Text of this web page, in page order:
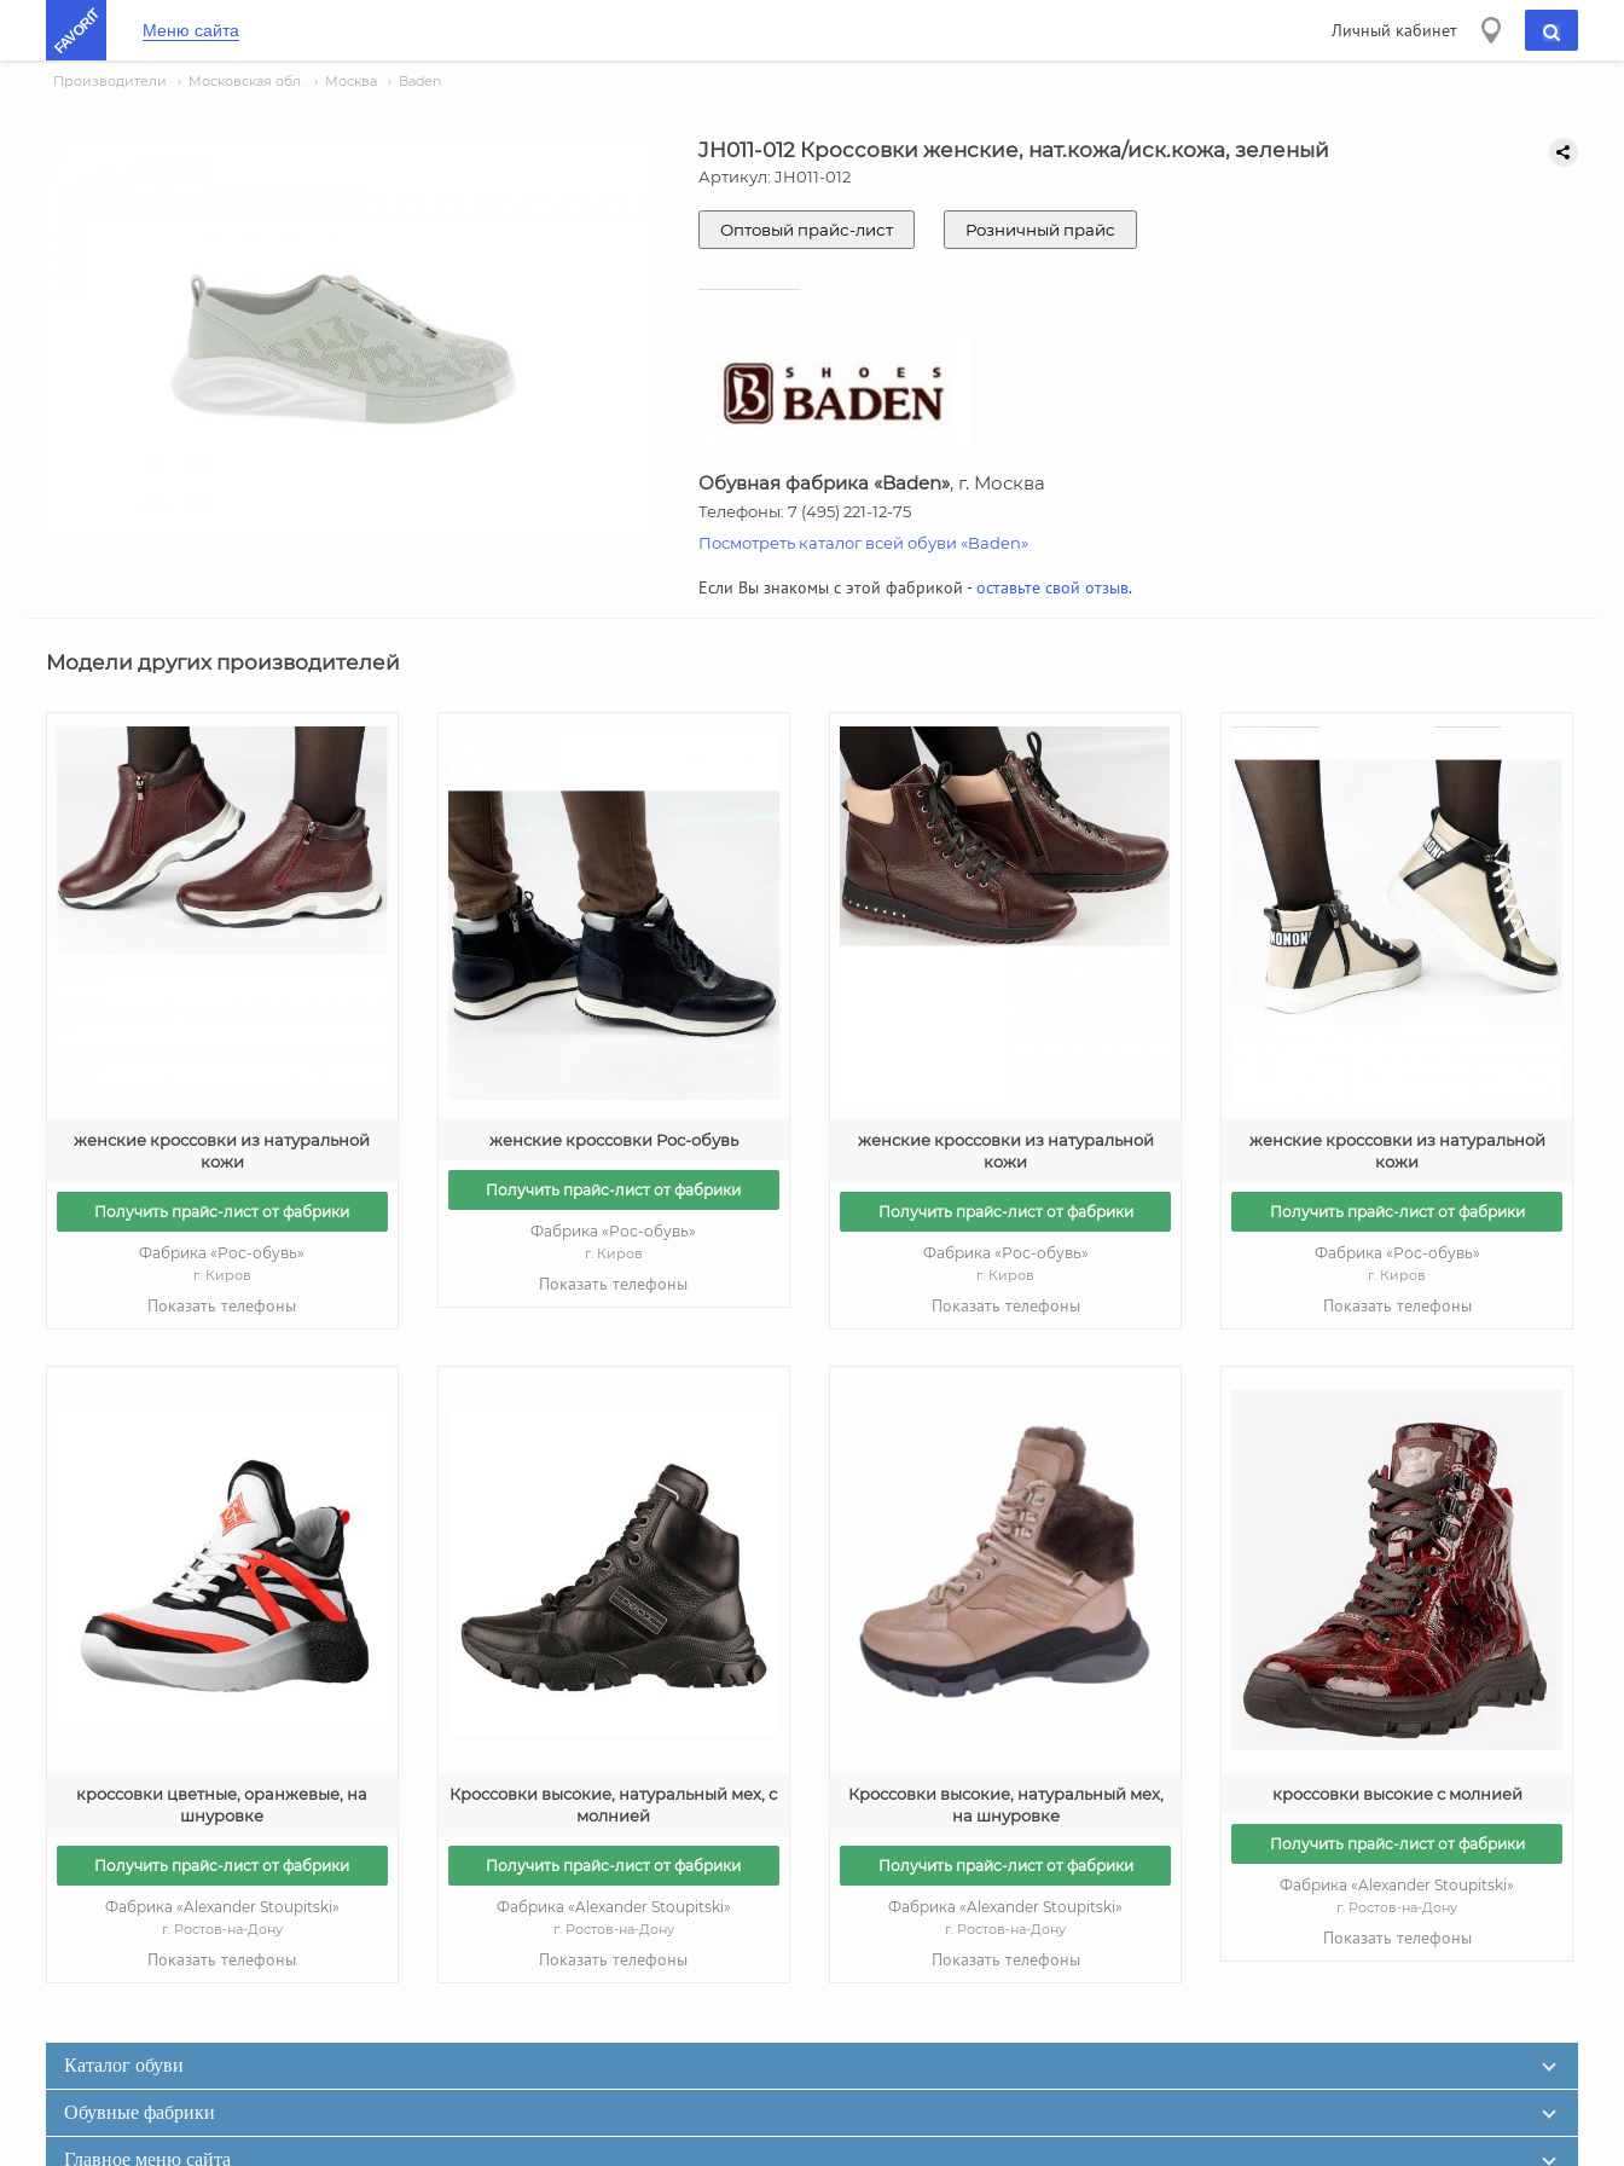
FAVORIT Меню сайта Личный кабинет
Производители › Московская обл. › Москва › Baden
JH011-012 Кроссовки женские, нат.кожа/иск.кожа, зеленый
Артикул: JH011-012
Оптовый прайс-лист Розничный прайс
Обувная фабрика «Baden», г. Москва
Телефоны: 7 (495) 221-12-75
Посмотреть каталог всей обуви «Baden»
Если Вы знакомы с этой фабрикой -оставьте свой отзыв.
Модели других производителей
женские кроссовки из натуральной
кожи
Получить прайс-лист от фабрики
Фабрика «Рос-обувь»
г. Киров
Показать телефоны
женские кроссовки Рос-обувь
Получить прайс-лист от фабрики
Фабрика «Рос-обувь»
г. Киров
Показать телефоны
женские кроссовки из натуральной
кожи
Получить прайс-лист от фабрики
Фабрика «Рос-обувь»
г. Киров
Показать телефоны
женские кроссовки из натуральной
кожи
Получить прайс-лист от фабрики
Фабрика «Рос-обувь»
г. Киров
Показать телефоны
кроссовки цветные, оранжевые, на
шнуровке
Получить прайс-лист от фабрики
Фабрика «Alexander Stoupitski»
г. Ростов-на-Дону
Показать телефоны
Кроссовки высокие, натуральный мех, с
молнией
Получить прайс-лист от фабрики
Фабрика «Alexander Stoupitski»
г. Ростов-на-Дону
Показать телефоны
Кроссовки высокие, натуральный мех,
на шнуровке
Получить прайс-лист от фабрики
Фабрика «Alexander Stoupitski»
г. Ростов-на-Дону
Показать телефоны
кроссовки высокие с молнией
Получить прайс-лист от фабрики
Фабрика «Alexander Stoupitski»
г. Ростов-на-Дону
Показать телефоны
Каталог обуви
Обувные фабрики
Главное меню сайта